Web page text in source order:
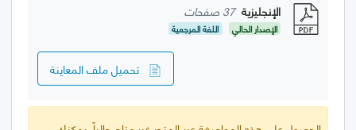
الإنجليزية 37 صفحات
الإصدار الحالي اللغة المرجعية
تحميل ملف المعاينة